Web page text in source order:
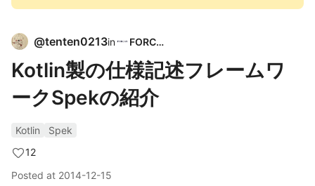
@tenten0213in FORCAS
Kotlin製の仕様記述フレームワ
ークSpekの紹介
Kotlin
Spek
12
Posted at 2014-12-15